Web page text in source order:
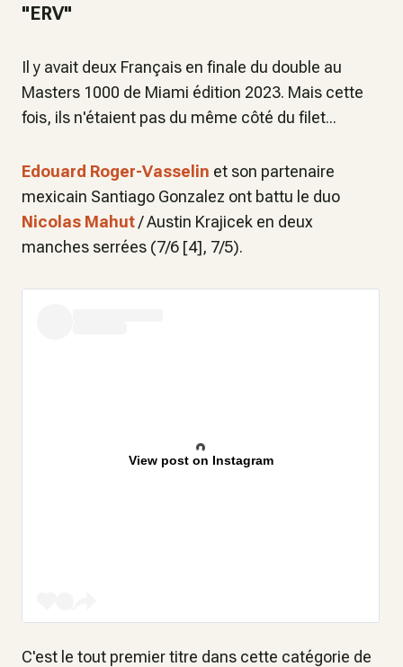
"ERV"
Il y avait deux Français en finale du double au
Masters 1000 de Miami édition 2023. Mais cette
fois, ils n'étaient pas du même côté du filet...
Edouard Roger-Vasselin et son partenaire
mexicain Santiago Gonzalez ont battu le duo
Nicolas Mahut/ Austin Krajicek en deux
manches serrées (7/6 [4], 7/5).
View post on Instagram
C'est le tout premier titre dans cette catégorie de